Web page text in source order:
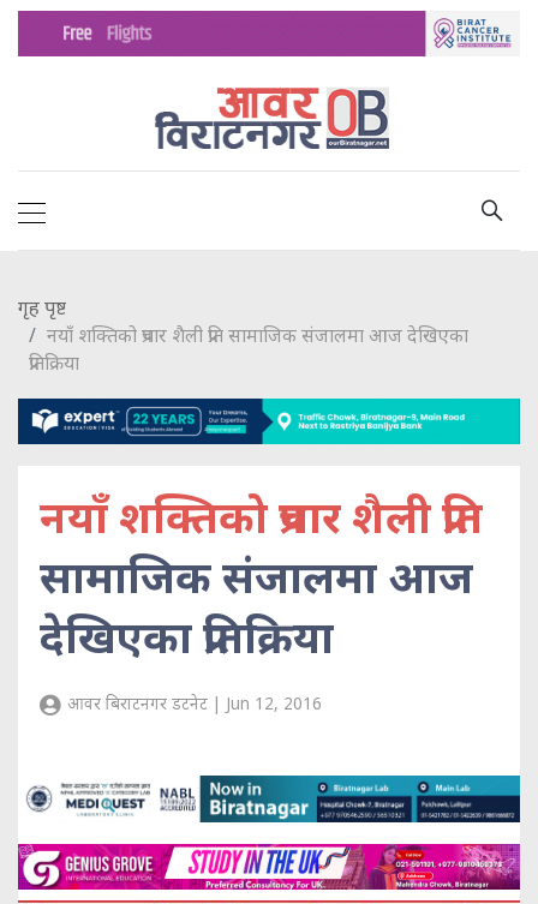
गृह पृष्ट
नयाँ शक्तिको प्रचार शैली प्रति सामाजिक संजालमा आज देखिएका
प्रतिक्रिया
नयाँ शक्तिको प्रचार शैली प्रति
सामाजिक संजालमा आज
देखिएका प्रतिक्रिया
आवर बिराटनगर डटनेट | Jun 12, 2016